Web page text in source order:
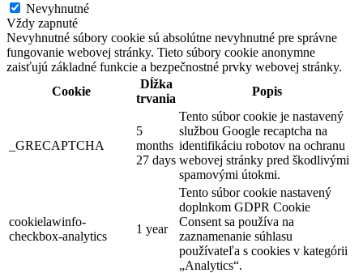
Nevyhnutné
Vždy zapnuté
Nevyhnutné súbory cookie sú absolútne nevyhnutné pre správne
fungovanie webovej stránky. Tieto súbory cookie anonymne
zaisťujú základné funkcie a bezpečnostné prvky webovej stránky.
Cookie
Dĺžka
trvania
Popis
_GRECAPTCHA
5
months
27 days
Tento súbor cookie je nastavený
službou Google recaptcha na
identifikáciu robotov na ochranu
webovej stránky pred škodlivými
spamovými útokmi.
cookielawinfo-
checkbox-analytics
1 year
Tento súbor cookie nastavený
doplnkom GDPR Cookie
Consent sa používa na
zaznamenanie súhlasu
používateľa s cookies v kategórii
„Analytics“.